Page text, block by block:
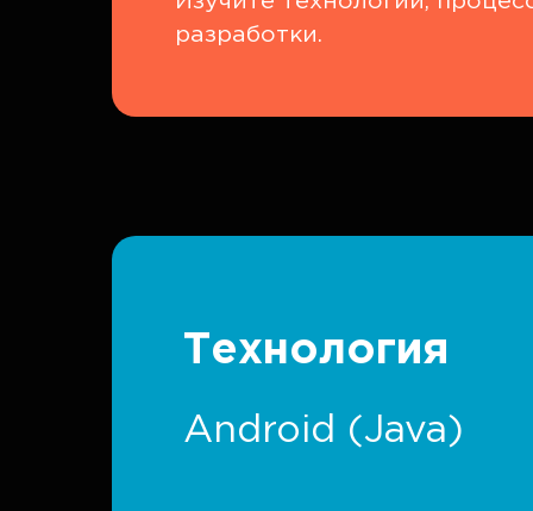
разработки.
Технология
Android (Java)